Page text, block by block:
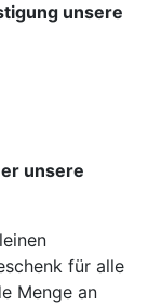
unsere
unsere
für alle
Menge an